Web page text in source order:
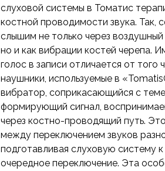
слуховой системы в Томатис
костной проводимости звука. Так,
слышим не только через воздушный
но и как вибрации костей черепа.
голос в записи отличается от
наушники, используемые в
вибратор, соприкасающийся с
формирующий сигнал,
через костно-проводящий путь.
между переключением звуков
подготавливая слуховую систему
очередное переключение. Эта